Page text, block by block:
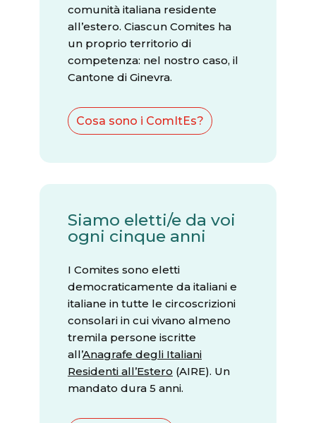
comunità italiana residente
all’estero. Ciascun Comites ha
un proprio territorio di
competenza: nel nostro caso, il
Cantone di Ginevra.
Cosa sono i ComItEs?
Siamo eletti/e da voi
ogni cinque anni
I Comites sono eletti
democraticamente da italiani e
italiane in tutte le circoscrizioni
consolari in cui vivano almeno
tremila persone iscritte
all’Anagrafe degli Italiani
Residenti all’Estero (AIRE). Un
mandato dura 5 anni.